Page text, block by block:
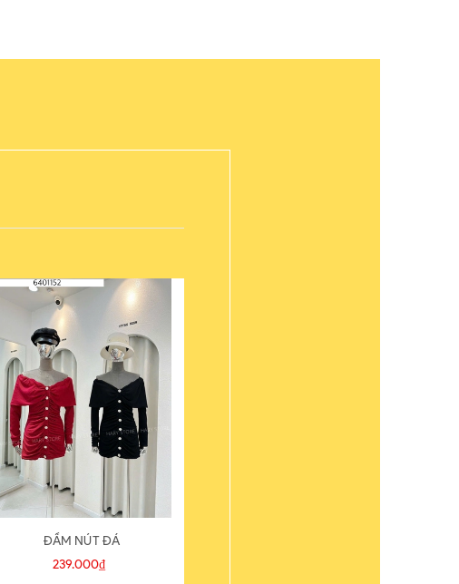
ĐẦM NÚT ĐÁ
239.000₫